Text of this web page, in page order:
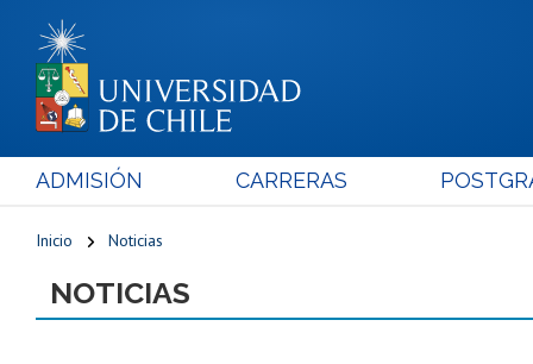
ADMISIÓN CARRERAS
Inicio Noticias
NOTICIAS